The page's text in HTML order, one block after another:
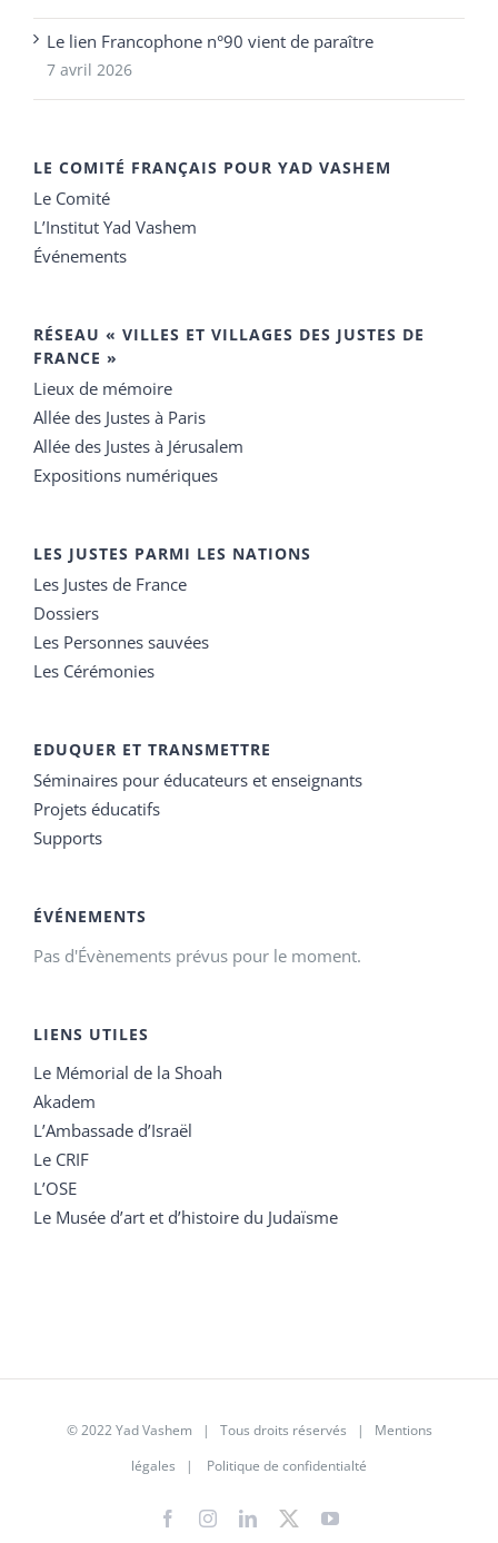
Le lien Francophone n°90 vient de paraître
7 avril 2026
LE COMITÉ FRANÇAIS POUR YAD VASHEM
Le Comité
L’Institut Yad Vashem
Événements
RÉSEAU « VILLES ET VILLAGES DES JUSTES DE
FRANCE »
Lieux de mémoire
Allée des Justes à Paris
Allée des Justes à Jérusalem
Expositions numériques
LES JUSTES PARMI LES NATIONS
Les Justes de France
Dossiers
Les Personnes sauvées
Les Cérémonies
EDUQUER ET TRANSMETTRE
Séminaires pour éducateurs et enseignants
Projets éducatifs
Supports
ÉVÉNEMENTS
Pas d'Évènements prévus pour le moment.
LIENS UTILES
Le Mémorial de la Shoah
Akadem
L’Ambassade d’Israël
Le CRIF
L’OSE
Le Musée d’art et d’histoire du Judaïsme
© 2022 Yad Vashem | Tous droits réservés | Mentions
légales | Politique de confidentialté